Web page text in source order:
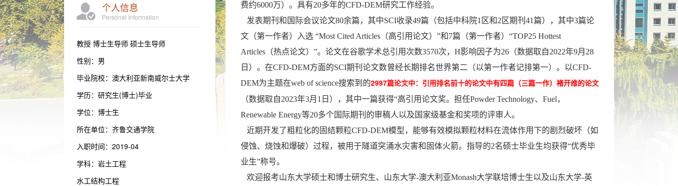
个人信息
Personal Information
教授 博士生导师 硕士生导师
性别：男
毕业院校：澳大利亚新南威尔士大学
学历：研究生(博士)毕业
学位：博士生
所在单位：齐鲁交通学院
入职时间：2019-04
学科：岩土工程
水工结构工程
费约6000万）。 具有20多年的CFD-DEM研究工作经验。
发表期刊和国际会议论文80余篇，其中SCI收录49篇（包括中科院1区和2区期刊41篇），其中3篇论
文（第一作者）入选 “Most Cited Articles（高引用论文）”和7篇（第一作者）“TOP25 Hottest
Articles（热点论文）”。论文在谷歌学术总引用次数3570次，H影响因子为26（数据取自2022年9月28
日）。在CFD-DEM方面的SCI期刊论文数曾经长期排名世界第二（以第一作者记排第一）。 以CFD-
DEM为主题在web of science搜索到的2997篇论文中：引用排名前十的论文中有四篇（三篇一作）褚开维的论文
（数据取自2023年3月1日），其中一篇获得“高引用论文奖。 担任Powder Technology、Fuel，
Renewable Energy等20多个国际期刊的审稿人以及国家级基金和奖项的评审人。
近期开发了粗粒化的固结颗粒CFD-DEM模型，能够有效模拟颗粒材料在流体作用下的剧烈破坏（如
侵蚀、烧蚀和爆破）过程，被用于隧道突涌水灾害和固体火箭。指导的2名硕士毕业生均获得“优秀毕
业生”称号。
欢迎报考山东大学硕士和博士研究生、山东大学-澳大利亚Monash大学联培博士生以及山东大学-英